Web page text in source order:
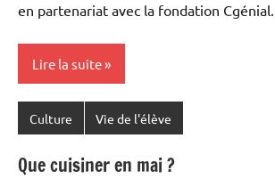
en partenariat avec la fondation Cgénial.
Lire la suite
Culture Vie de l'élève
Que cuisiner en mai ?